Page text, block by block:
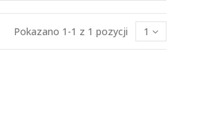
Pokazano 1-1 z 1 pozycji 1